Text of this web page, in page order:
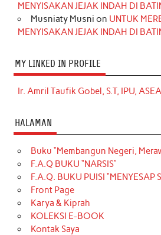
MENYISAKAN JEJAK INDAH DI
Musniaty Musni on UNTUK
MENYISAKAN JEJAK INDAH DI
MY LINKED IN PROFILE
Ir. Amril Taufik Gobel, S.T, IPU,
HALAMAN
Buku “Membangun Negeri,
F.A.Q BUKU “NARSIS”
F.A.Q. BUKU PUISI “MENYESAP
Front Page
Karya & Kiprah
KOLEKSI E-BOOK
Kontak Saya